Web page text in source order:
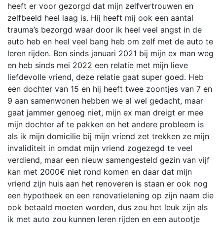
heeft er voor gezorgd dat mijn zelfvertrouwen en
zelfbeeld heel laag is. Hij heeft mij ook een aantal
trauma’s bezorgd waar door ik heel veel angst in de
auto heb en heel veel bang heb om zelf met de auto te
leren rijden. Ben sinds januari 2021 bij mijn ex man weg
en heb sinds mei 2022 een relatie met mijn lieve
liefdevolle vriend, deze relatie gaat super goed. Heb
een dochter van 15 en hij heeft twee zoontjes van 7 en
9 aan samenwonen hebben we al wel gedacht, maar
gaat jammer genoeg niet, mijn ex man dreigt er mee
mijn dochter af te pakken en het andere probleem is
als ik mijn domicilie bij mijn vriend zet trekken ze mijn
invaliditeit in omdat mijn vriend zogezegd te veel
verdiend, maar een nieuw samengesteld gezin van vijf
kan met 2000€ niet rond komen en daar dat mijn
vriend zijn huis aan het renoveren is staan er ook nog
een hypotheek en een renovatielening op zijn naam die
ook betaald moeten worden, dus zou het leuk zijn als
ik met auto zou kunnen leren rijden en een autootje